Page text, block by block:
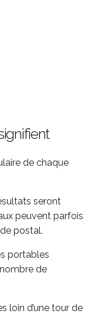
de chaque
seront
peuvent parfois
postal.
portables
de
loin d’une tour de